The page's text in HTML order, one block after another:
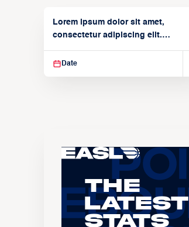
Lorem ipsum dolor sit amet,
consectetur adipiscing elit.
Date
The
Latest
Stats